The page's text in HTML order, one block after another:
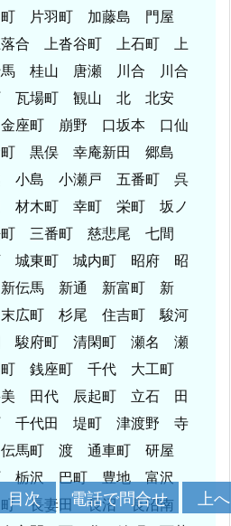
片羽町 加藤島 門屋
合 上沓谷町 上石町 上
馬 桂山 唐瀬 川合 川合
瓦場町 観山 北 北安
座町 崩野 口坂本 口仙
黒俣 幸庵新田 郷島
小島 小瀬戸 五番町 呉
材木町 幸町 栄町 坂ノ
三番町 慈悲尾 七間
東町 城内町 昭府 昭
伝馬 新通 新富町 新
広町 杉尾 住吉町 駿河
駿府町 清閑町 瀬名 瀬
町 銭座町 千代 大工町
田代 辰起町 立石 田
千代田 堤町 津渡野 寺
馬町 渡 通車町 研屋
栃沢 巴町 豊地 富沢
長妻田 長沼 長沼南
目次 電話で問合せ 上へ